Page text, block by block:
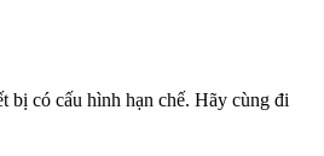
bị có cấu hình hạn chế. Hãy cùng đi